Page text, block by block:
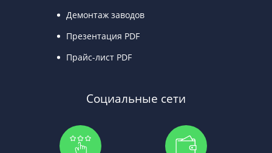
Демонтаж заводов
Презентация PDF
Прайс-лист PDF
Социальные сети